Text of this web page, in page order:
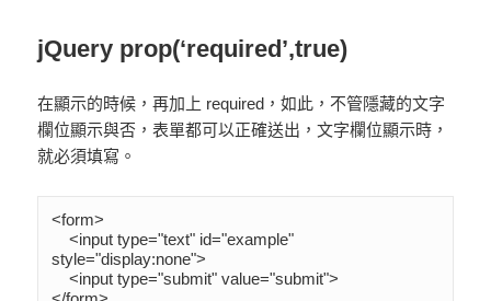
jQuery prop(‘required’,true)
在顯示的時候，再加上 required，如此，不管隱藏的文字
欄位顯示與否，表單都可以正確送出，文字欄位顯示時，
就必須填寫。
<form>
    <input type="text" id="example"
style="display:none">
    <input type="submit" value="submit">